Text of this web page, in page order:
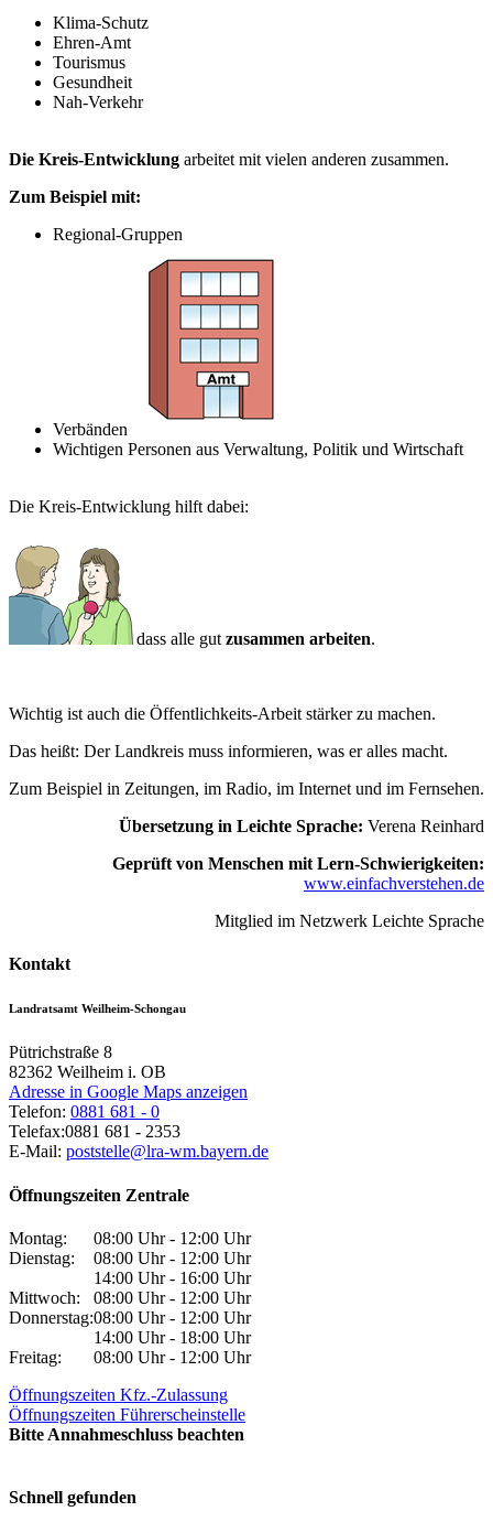
Klima-Schutz
Ehren-Amt
Tourismus
Gesundheit
Nah-Verkehr
Die Kreis-Entwicklung arbeitet mit vielen anderen zusammen.
Zum Beispiel mit:
Regional-Gruppen
Verbänden
Wichtigen Personen aus Verwaltung, Politik und Wirtschaft
Die Kreis-Entwicklung hilft dabei:
dass alle gut zusammen arbeiten.
Wichtig ist auch die Öffentlichkeits-Arbeit stärker zu machen.
Das heißt: Der Landkreis muss informieren, was er alles macht.
Zum Beispiel in Zeitungen, im Radio, im Internet und im Fernsehen.
Übersetzung in Leichte Sprache: Verena Reinhard
Geprüft von Menschen mit Lern-Schwierigkeiten:
www.einfachverstehen.de
Mitglied im Netzwerk Leichte Sprache
Kontakt
Landratsamt Weilheim-Schongau
Pütrichstraße 8
82362 Weilheim i. OB
Adresse in Google Maps anzeigen
Telefon: 0881 681 - 0
Telefax:0881 681 - 2353
E-Mail: poststelle@lra-wm.bayern.de
Öffnungszeiten Zentrale
Montag:
08:00 Uhr - 12:00 Uhr
Dienstag:
08:00 Uhr - 12:00 Uhr
14:00 Uhr - 16:00 Uhr
Mittwoch:
08:00 Uhr - 12:00 Uhr
Donnerstag:08:00 Uhr - 12:00 Uhr
14:00 Uhr - 18:00 Uhr
Freitag:
08:00 Uhr - 12:00 Uhr
Öffnungszeiten Kfz.-Zulassung
Öffnungszeiten Führerscheinstelle
Bitte Annahmeschluss beachten
Schnell gefunden